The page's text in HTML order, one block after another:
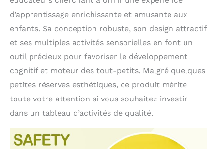
d’apprentissage enrichissante et amusante aux
enfants. Sa conception robuste, son design attractif
et ses multiples activités sensorielles en font un
outil précieux pour favoriser le développement
cognitif et moteur des tout-petits. Malgré quelques
petites réserves esthétiques, ce produit mérite
toute votre attention si vous souhaitez investir
dans un tableau d’activités de qualité.